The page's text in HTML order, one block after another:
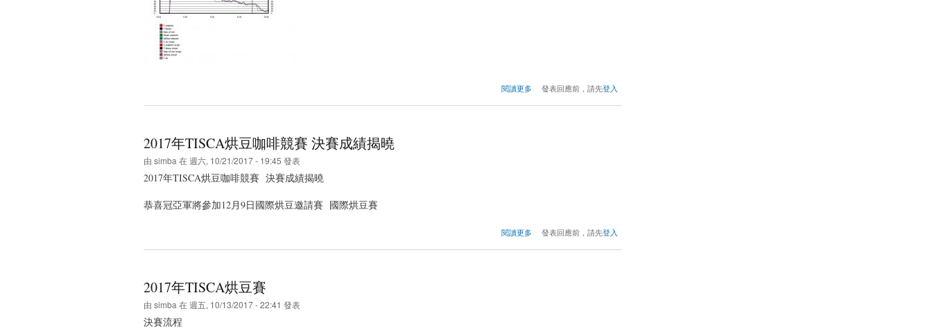
閱讀更多
關於2017年TISCA烘豆咖啡
發表回應前，請先登入
2017年TISCA烘豆咖啡競賽 決賽成績揭曉
由 simba 在 週六, 10/21/2017 - 19:45 發表
2017年TISCA烘豆咖啡競賽 決賽成績揭曉
恭喜冠亞軍將參加12月9日國際烘豆邀請賽 國際烘豆賽
閱讀更多
關於2017年TISCA烘豆咖啡
發表回應前，請先登入
2017年TISCA烘豆賽
由 simba 在 週五, 10/13/2017 - 22:41 發表
決賽流程